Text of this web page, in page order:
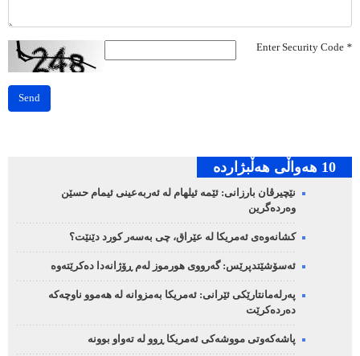
*
Send
10 هه‌واڵی هه‌ڵبژارده‌
نێچیرڤان بارزانی: ئێمە ئیلهام لە ئەربەعینی ئیمام حسێن
وەردەگرین
کشانەوەی ئەمریکا لە عێراق، چی بەسەر کورد دێنێت؟
ئەسۆشێتدپرێس: گەرووی هورموز لەم ڕۆژانەدا دەکرێتەوە
پەرلەمانتارێکی ئێرانی: ئەمریکا بەمزوانە لە هەموو ناوچەکە
دەردەکرێت
پاشەکەوتی مووشەکی ئەمریکا ڕوو لە تەواو بوونە